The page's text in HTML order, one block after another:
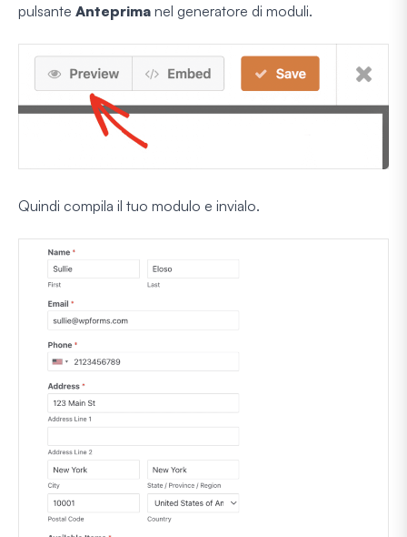
pulsante Anteprima nel generatore di moduli.
Quindi compila il tuo modulo e invialo.